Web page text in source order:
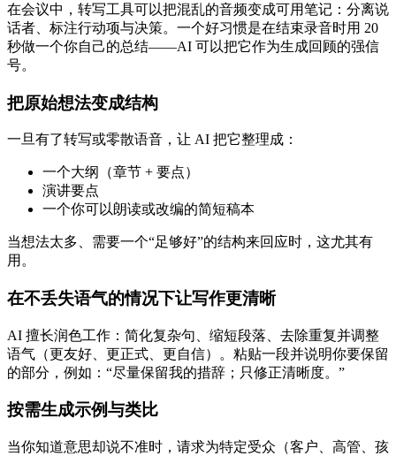
在会议中，转写工具可以把混乱的音频变成可用笔记：分离说
话者、标注行动项与决策。一个好习惯是在结束录音时用 20
秒做一个你自己的总结——AI 可以把它作为生成回顾的强信
号。
把原始想法变成结构
一旦有了转写或零散语音，让 AI 把它整理成：
一个大纲（章节 + 要点）
演讲要点
一个你可以朗读或改编的简短稿本
当想法太多、需要一个“足够好”的结构来回应时，这尤其有
用。
在不丢失语气的情况下让写作更清晰
AI 擅长润色工作：简化复杂句、缩短段落、去除重复并调整
语气（更友好、更正式、更自信）。粘贴一段并说明你要保留
的部分，例如：“尽量保留我的措辞；只修正清晰度。”
按需生成示例与类比
当你知道意思却说不准时，请求为特定受众（客户、高管、孩